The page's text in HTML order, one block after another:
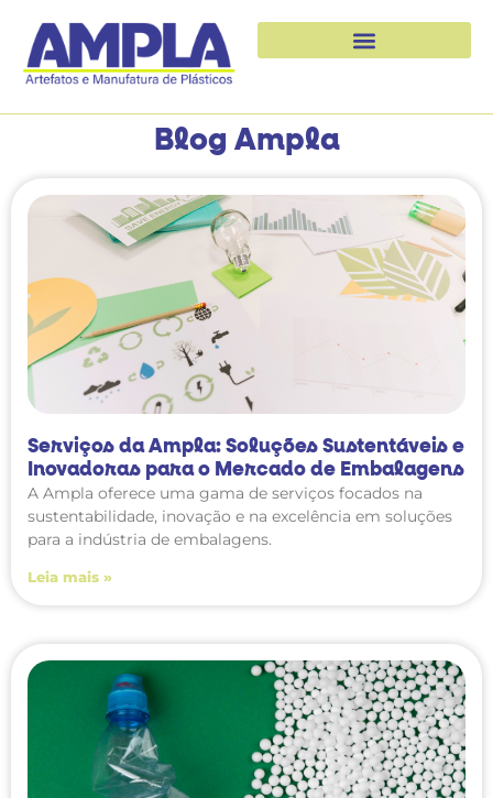
Blog Ampla
Serviços da Ampla: Soluções Sustentáveis e
Inovadoras para o Mercado de Embalagens
A Ampla oferece uma gama de serviços focados na
sustentabilidade, inovação e na excelência em soluções
para a indústria de embalagens.
Leia mais »